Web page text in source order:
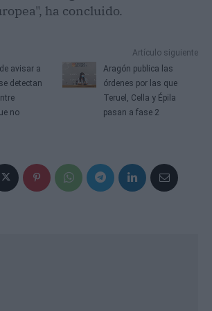
ha concluido.
avisar a
detectan
no
Artículo siguiente
Aragón publica las
órdenes por las que
Teruel, Cella y Épila
pasan a fase 2